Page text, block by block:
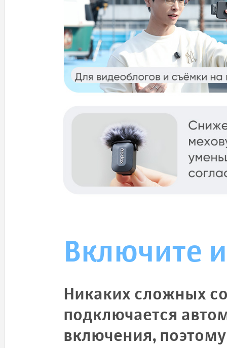
Включите
Никаких сложных
подключается
включения,